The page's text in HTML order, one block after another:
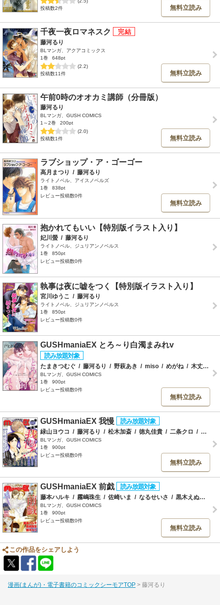
投稿数2件
無料立読み
千夜一夜ロマネスク
藤河るり
BLマンガ、アクアコミックス
1巻
648pt
(2.2)
投稿数11件
無料立読み
午前0時のオオカミ講師（分冊版）
藤河るり
BLマンガ、GUSH COMICS
1～2巻
200pt
(2.0)
投稿数1件
無料立読み
ラブショップ・ア・ゴーゴー
高月まつり / 藤河るり
ライトノベル、アイスノベルズ
1巻
838pt
レビュー投稿数0件
無料立読み
抱かれてもいい【特別版イラスト入り】
妃川螢 / 藤河るり
ライトノベル、ジュリアンノベルス
1巻
850pt
レビュー投稿数0件
執事は夜に嘘をつく【特別版イラスト入り】
宮川ゆうこ / 藤河るり
ライトノベル、ジュリアンノベルス
1巻
850pt
レビュー投稿数0件
GUSHmaniaEX とろ～り白濁まみれv
たまきつむぐ / 藤河るり / 野萩あき / miso / めがね / 木丈ですく
BLマンガ、GUSH COMICS
1巻
900pt
レビュー投稿数0件
無料立読み
GUSHmaniaEX 我慢
緑山ヨウコ / 藤河るり / 松木加斎 / 徳丸佳貴 / 二条クロ /
BLマンガ、GUSH COMICS
1巻
900pt
レビュー投稿数0件
無料立読み
GUSHmaniaEX 前戯
藤本ハルキ / 霧嶋珠生 / 佐崎いま / なるせいさ / 黒木えぬこ
BLマンガ、GUSH COMICS
1巻
900pt
レビュー投稿数0件
無料立読み
この作品をシェアしよう
漫画(まんが)・電子書籍のコミックシーモアTOP 藤河るり